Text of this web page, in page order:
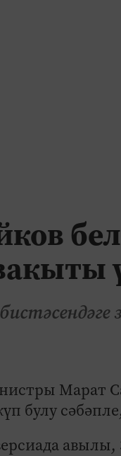
Марат
булу
авылы,